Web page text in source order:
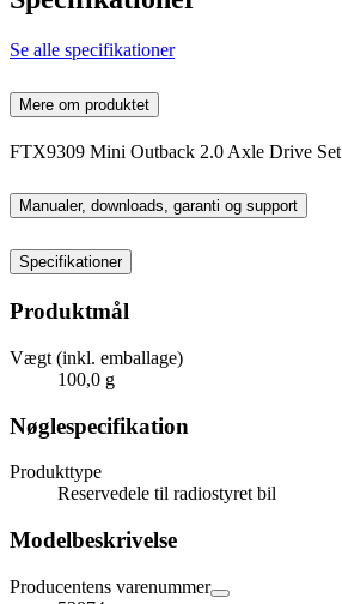
Se alle specifikationer
Mere om produktet
FTX9309 Mini Outback 2.0 Axle Drive Set
Manualer, downloads, garanti og support
Specifikationer
Produktmål
Vægt (inkl. emballage)
100,0 g
Nøglespecifikation
Produkttype
Reservedele til radiostyret bil
Modelbeskrivelse
Producentens varenummer